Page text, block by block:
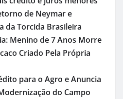
de Neymar e
da Torcida Brasileira
Menino de 7 Anos Morre
Criado Pela Própria
para o Agro e Anuncia
do Campo